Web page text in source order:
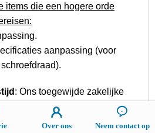
items die een hogere orde
aanpassing (voor
: Ons toegewijde zakelijke
aan het bieden van
en snelle antwoorden op
Over ons Neem contact op